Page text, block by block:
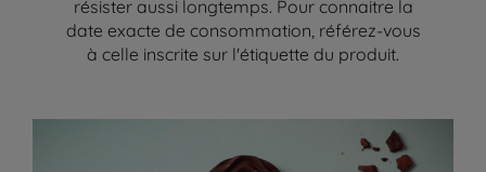
résister aussi longtemps. Pour connaitre la
date exacte de consommation, référez-vous
à celle inscrite sur l'étiquette du produit.